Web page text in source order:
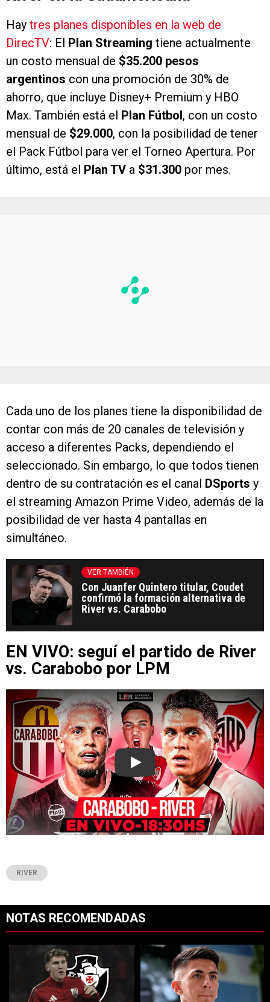
Hay tres planes disponibles en la web de
DirecTV: El Plan Streaming tiene actualmente
un costo mensual de $35.200 pesos
argentinos con una promoción de 30% de
ahorro, que incluye Disney+ Premium y HBO
Max. También está el Plan Fútbol, con un costo
mensual de $29.000, con la posibilidad de tener
el Pack Fútbol para ver el Torneo Apertura. Por
último, está el Plan TV a $31.300 por mes.
Cada uno de los planes tiene la disponibilidad de
contar con más de 20 canales de televisión y
acceso a diferentes Packs, dependiendo el
seleccionado. Sin embargo, lo que todos tienen
dentro de su contratación es el canal DSports y
el streaming Amazon Prime Video, además de la
posibilidad de ver hasta 4 pantallas en
simultáneo.
VER TAMBIÉN
Con Juanfer Quintero titular, Coudet
confirmó la formación alternativa de
River vs. Carabobo
EN VIVO: seguí el partido de River
vs. Carabobo por LPM
Play
RIVER
NOTAS RECOMENDADAS
Un artículo de tendencia con el título "River y Vasco da Gama
Un artículo de tendencia con el